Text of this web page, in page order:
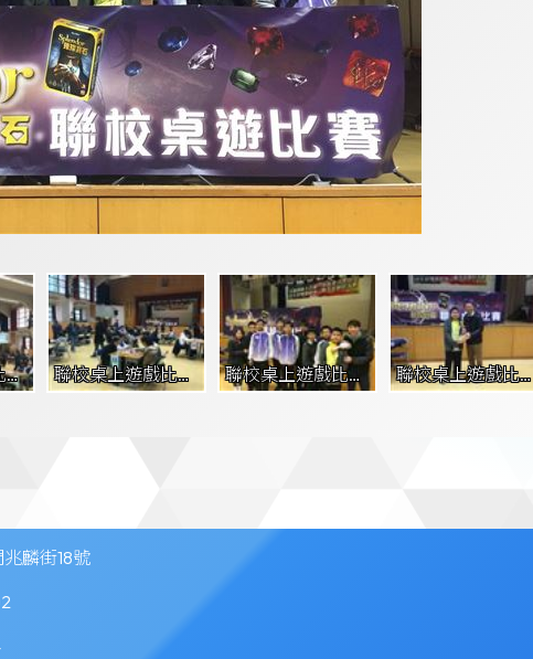
賽
聯校桌上遊戲比賽
聯校桌上遊戲比賽
聯校桌上遊戲比賽
麟街18號